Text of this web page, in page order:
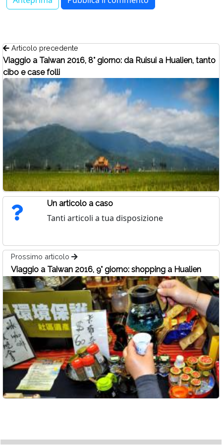
Articolo precedente
Viaggio a Taiwan 2016, 8° giorno: da Ruisui a Hualien, tanto
cibo e case folli
Un articolo a caso
Tanti articoli a tua disposizione
Prossimo articolo
Viaggio a Taiwan 2016, 9° giorno: shopping a Hualien